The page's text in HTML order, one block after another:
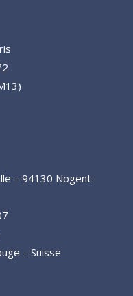
– 94130 Nogent-
– Suisse